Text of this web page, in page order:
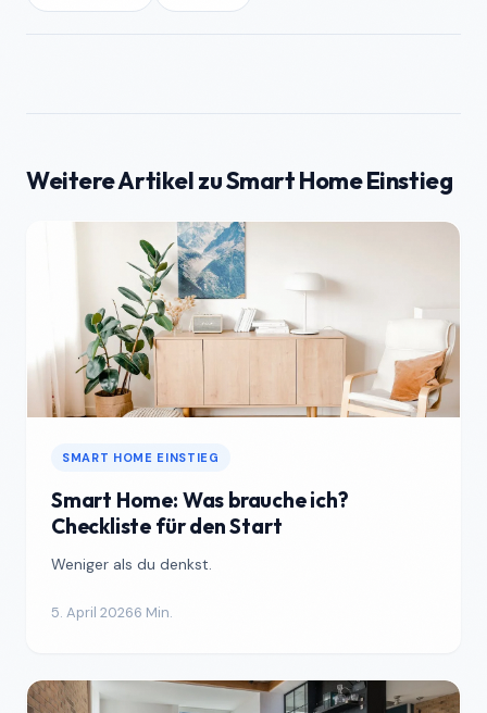
Weitere Artikel zu Smart Home Einstieg
SMART HOME EINSTIEG
Smart Home: Was brauche ich?
Checkliste für den Start
Weniger als du denkst.
5. April 20266 Min.